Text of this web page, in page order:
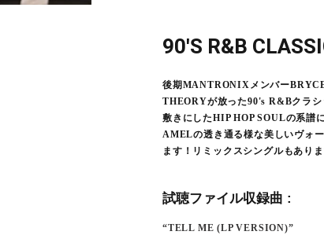
90'S R&B
後期MANTRONIXメンバー
THEORYが放った90's R&Bクラ
敷きにしたHIP HOP SOULの系譜
AMELの透き通る様な美しいヴォ
ます！リミックスシングルもあり
試聴ファイル収録曲 :
“TELL ME (LP VERSION)”